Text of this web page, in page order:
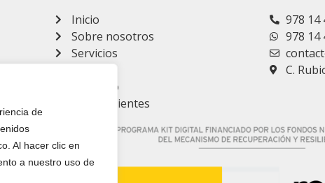
de
Al hacer clic en
a nuestro uso de
Inicio
Sobre nosotros
Servicios
Contacto
Acceso clientes
978 14
978 14
C.